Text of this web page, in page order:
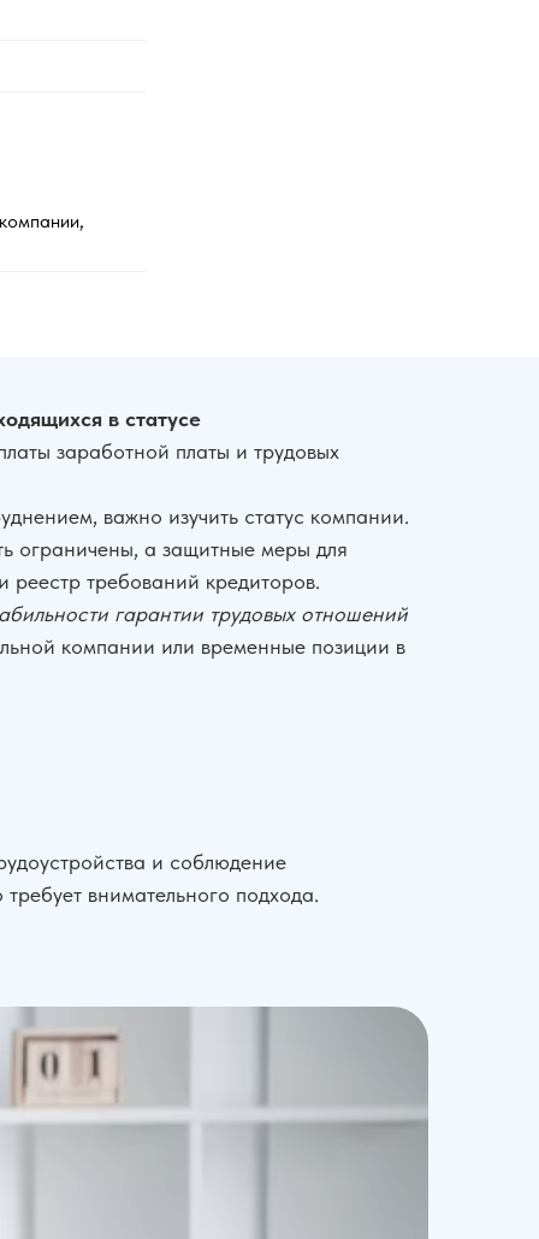
в статусе
заработной платы и трудовых
важно изучить статус компании.
ограничены, а защитные меры для
требований кредиторов.
гарантии трудовых отношений
компании или временные позиции в
и соблюдение
внимательного подхода.